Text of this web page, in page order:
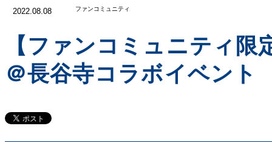
2022.08.08 ファンコミュニティ
【ファンコミュニティ限
＠長谷寺コラボイベント